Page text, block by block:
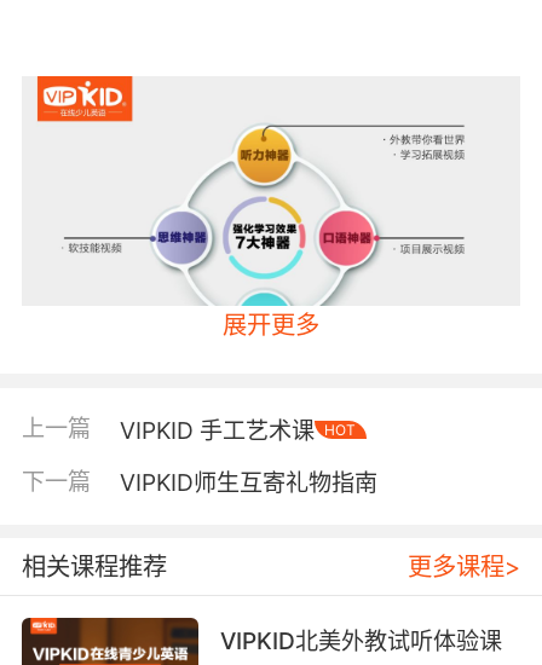
VIPKID强化学习效果的7大神器
外教带你看世界
展开更多
上一篇 VIPKID 手工艺术课 HOT
下一篇 VIPKID师生互寄礼物指南
相关课程推荐 更多课程>
VIPKID北美外教试听体验课